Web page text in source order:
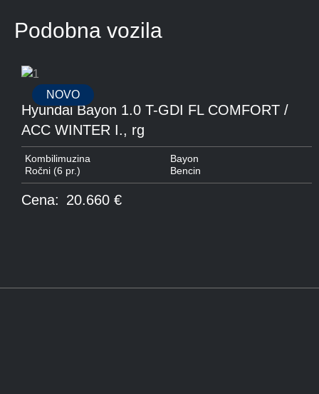
Podobna vozila
Hyundai Bayon 1.0 T-GDI FL COMFORT /
ACC WINTER I., rg
Kombilimuzina
Bayon
Ročni (6 pr.)
Bencin
Cena: 20.660 €
NOVO